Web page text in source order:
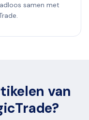
samen met
van